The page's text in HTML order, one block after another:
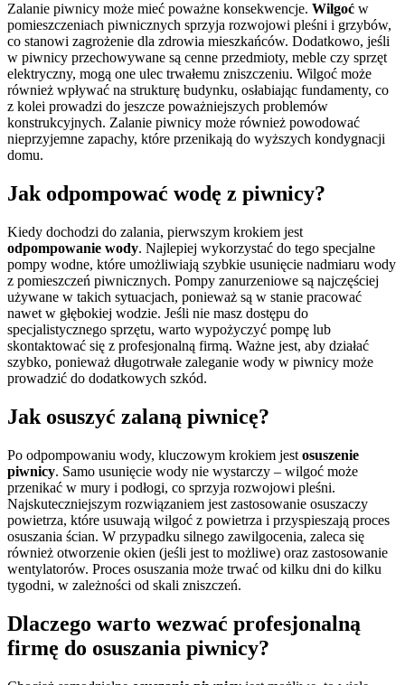
Zalanie piwnicy może mieć poważne konsekwencje. Wilgoć w
pomieszczeniach piwnicznych sprzyja rozwojowi pleśni i grzybów,
co stanowi zagrożenie dla zdrowia mieszkańców. Dodatkowo, jeśli
w piwnicy przechowywane są cenne przedmioty, meble czy sprzęt
elektryczny, mogą one ulec trwałemu zniszczeniu. Wilgoć może
również wpływać na strukturę budynku, osłabiając fundamenty, co
z kolei prowadzi do jeszcze poważniejszych problemów
konstrukcyjnych. Zalanie piwnicy może również powodować
nieprzyjemne zapachy, które przenikają do wyższych kondygnacji
domu.
Jak odpompować wodę z piwnicy?
Kiedy dochodzi do zalania, pierwszym krokiem jest
odpompowanie wody. Najlepiej wykorzystać do tego specjalne
pompy wodne, które umożliwiają szybkie usunięcie nadmiaru wody
z pomieszczeń piwnicznych. Pompy zanurzeniowe są najczęściej
używane w takich sytuacjach, ponieważ są w stanie pracować
nawet w głębokiej wodzie. Jeśli nie masz dostępu do
specjalistycznego sprzętu, warto wypożyczyć pompę lub
skontaktować się z profesjonalną firmą. Ważne jest, aby działać
szybko, ponieważ długotrwałe zaleganie wody w piwnicy może
prowadzić do dodatkowych szkód.
Jak osuszyć zalaną piwnicę?
Po odpompowaniu wody, kluczowym krokiem jest osuszenie
piwnicy. Samo usunięcie wody nie wystarczy – wilgoć może
przenikać w mury i podłogi, co sprzyja rozwojowi pleśni.
Najskuteczniejszym rozwiązaniem jest zastosowanie osuszaczy
powietrza, które usuwają wilgoć z powietrza i przyspieszają proces
osuszania ścian. W przypadku silnego zawilgocenia, zaleca się
również otworzenie okien (jeśli jest to możliwe) oraz zastosowanie
wentylatorów. Proces osuszania może trwać od kilku dni do kilku
tygodni, w zależności od skali zniszczeń.
Dlaczego warto wezwać profesjonalną
firmę do osuszania piwnicy?